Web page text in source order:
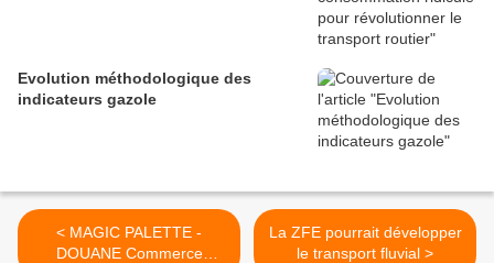
Evolution méthodologique des
indicateurs gazole
< MAGIC PALETTE -
DOUANE Commerce
La ZFE pourrait développer
le transport fluvial >